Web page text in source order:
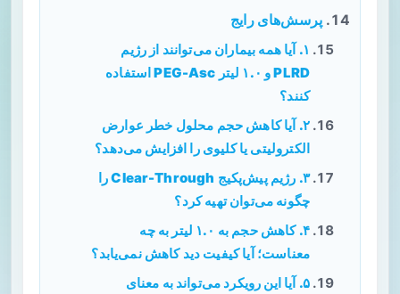
پرسش‌های رایج
۱. آیا همه بیماران می‌توانند از رژیم
PLRD و ۱.۰ لیتر PEG-Asc استفاده
کنند؟
۲. آیا کاهش حجم محلول خطر عوارض
الکترولیتی یا کلیوی را افزایش می‌دهد؟
۳. رژیم پیش‌پکیج Clear-Through را
چگونه می‌توان تهیه کرد؟
۴. کاهش حجم به ۱.۰ لیتر به چه
معناست؛ آیا کیفیت دید کاهش نمی‌یابد؟
۵. آیا این رویکرد می‌تواند به معنای